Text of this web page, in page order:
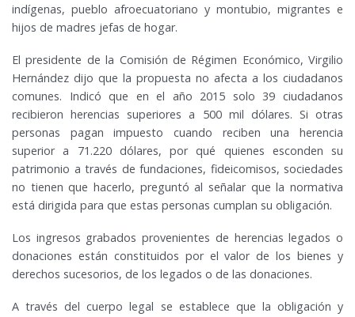
indígenas, pueblo afroecuatoriano y montubio, migrantes e
hijos de madres jefas de hogar.
El presidente de la Comisión de Régimen Económico, Virgilio
Hernández dijo que la propuesta no afecta a los ciudadanos
comunes. Indicó que en el año 2015 solo 39 ciudadanos
recibieron herencias superiores a 500 mil dólares. Si otras
personas pagan impuesto cuando reciben una herencia
superior a 71.220 dólares, por qué quienes esconden su
patrimonio a través de fundaciones, fideicomisos, sociedades
no tienen que hacerlo, preguntó al señalar que la normativa
está dirigida para que estas personas cumplan su obligación.
Los ingresos grabados provenientes de herencias legados o
donaciones están constituidos por el valor de los bienes y
derechos sucesorios, de los legados o de las donaciones.
A través del cuerpo legal se establece que la obligación y